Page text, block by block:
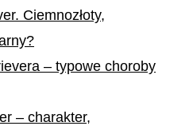
Ciemnozłoty,
– typowe choroby
– charakter,